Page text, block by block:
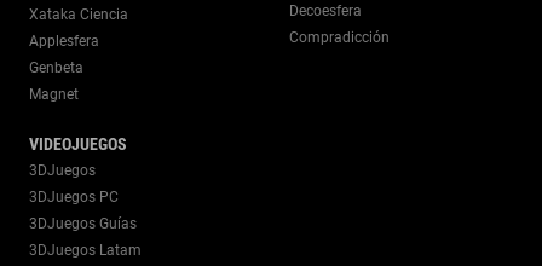
Xataka Ciencia
Applesfera
Genbeta
Magnet
VIDEOJUEGOS
3DJuegos
3DJuegos PC
3DJuegos Guías
3DJuegos Latam
Decoesfera
Compradicción